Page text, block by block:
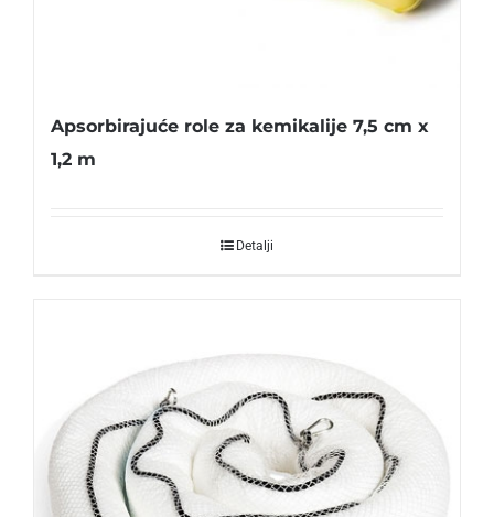
Apsorbirajuće role za kemikalije 7,5 cm x
1,2 m
Detalji